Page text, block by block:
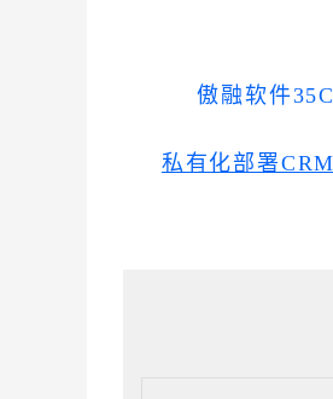
傲融软件
私有化部署